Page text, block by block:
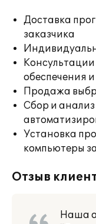
Доставка
заказчика
обеспечения
Продажа
Сбор и
Установка
компьютеры
Отзыв
Наша